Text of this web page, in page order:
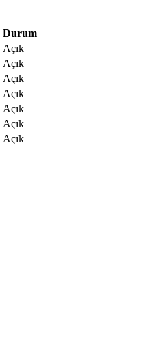
Durum
Açık
Açık
Açık
Açık
Açık
Açık
Açık